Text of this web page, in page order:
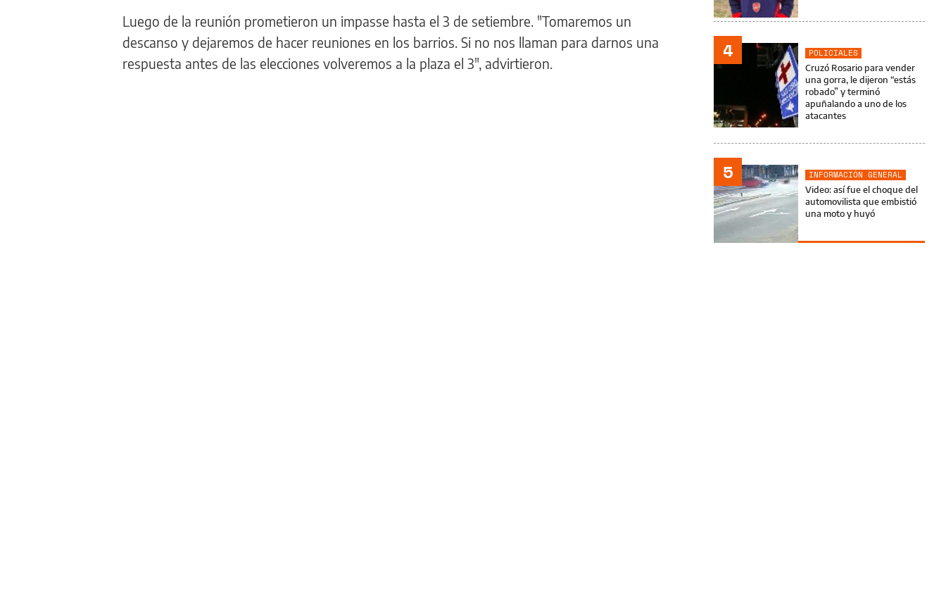
Luego de la reunión prometieron un impasse hasta el 3 de setiembre. "Tomaremos un
descanso y dejaremos de hacer reuniones en los barrios. Si no nos llaman para darnos una
respuesta antes de las elecciones volveremos a la plaza el 3", advirtieron.
4
POLICIALES
Cruzó Rosario para vender
una gorra, le dijeron “estás
robado” y terminó
apuñalando a uno de los
atacantes
5
INFORMACIÓN GENERAL
Video: así fue el choque del
automovilista que embistió
una moto y huyó